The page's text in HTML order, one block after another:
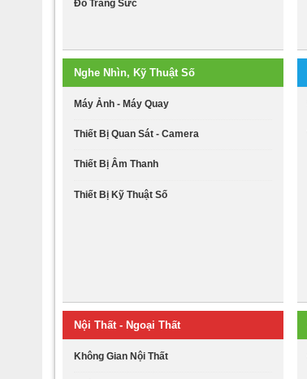
Đồ Trang Sức
Nghe Nhìn, Kỹ Thuật Số
Máy Ảnh - Máy Quay
Thiết Bị Quan Sát - Camera
Thiết Bị Âm Thanh
Thiết Bị Kỹ Thuật Số
Nội Thất - Ngoại Thất
Không Gian Nội Thất